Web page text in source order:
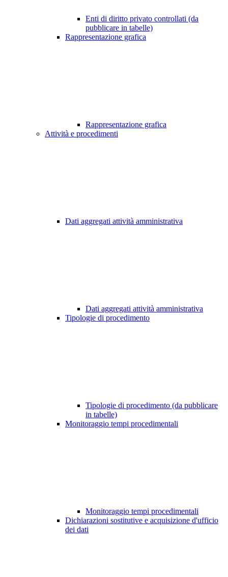
Enti di diritto privato controllati (da
pubblicare in tabelle)
Rappresentazione grafica
Rappresentazione grafica
Attività e procedimenti
Dati aggregati attività amministrativa
Dati aggregati attività amministrativa
Tipologie di procedimento
Tipologie di procedimento (da pubblicare
in tabelle)
Monitoraggio tempi procedimentali
Monitoraggio tempi procedimentali
Dichiarazioni sostitutive e acquisizione d'ufficio
dei dati